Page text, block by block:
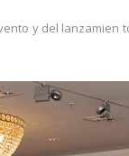
y del lanzamien